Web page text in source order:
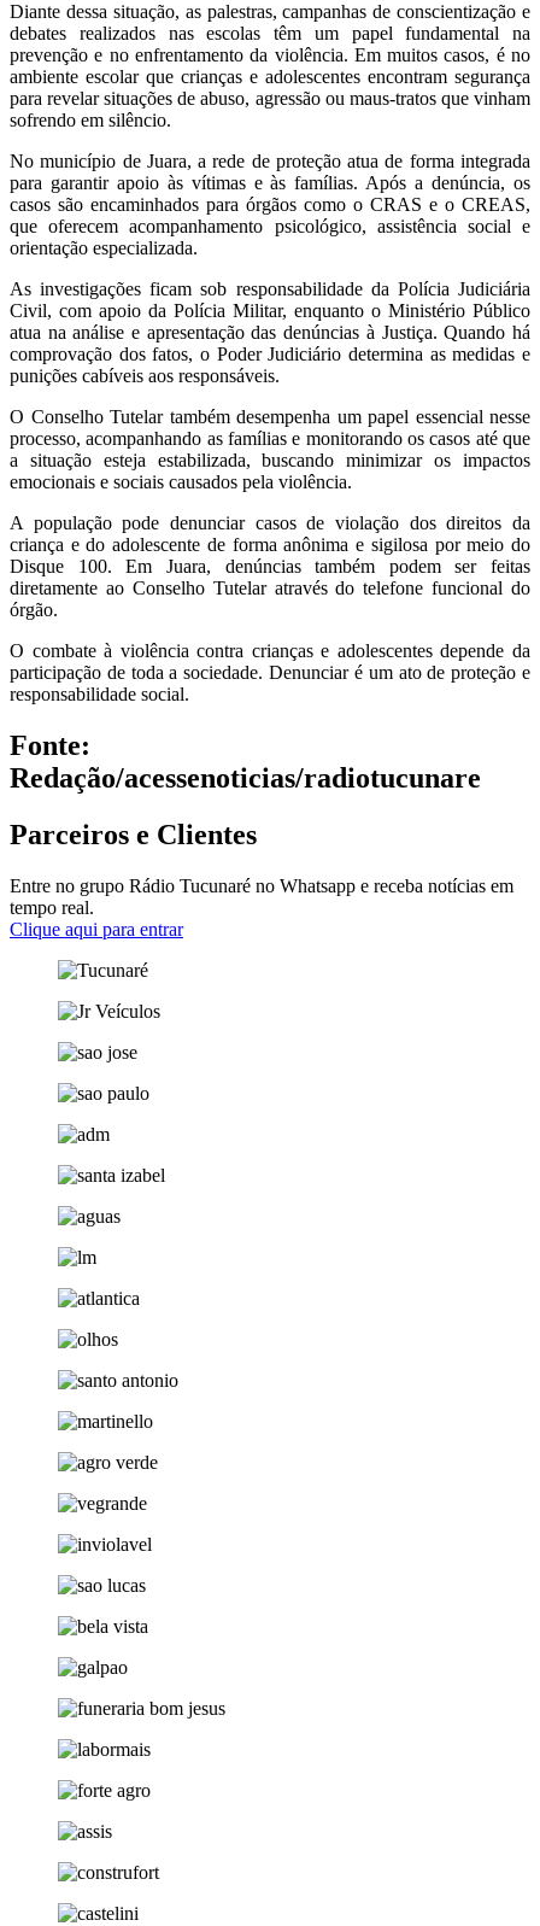
Diante dessa situação, as palestras, campanhas de conscientização e
debates realizados nas escolas têm um papel fundamental na
prevenção e no enfrentamento da violência. Em muitos casos, é no
ambiente escolar que crianças e adolescentes encontram segurança
para revelar situações de abuso, agressão ou maus-tratos que vinham
sofrendo em silêncio.
No município de Juara, a rede de proteção atua de forma integrada
para garantir apoio às vítimas e às famílias. Após a denúncia, os
casos são encaminhados para órgãos como o CRAS e o CREAS,
que oferecem acompanhamento psicológico, assistência social e
orientação especializada.
As investigações ficam sob responsabilidade da Polícia Judiciária
Civil, com apoio da Polícia Militar, enquanto o Ministério Público
atua na análise e apresentação das denúncias à Justiça. Quando há
comprovação dos fatos, o Poder Judiciário determina as medidas e
punições cabíveis aos responsáveis.
O Conselho Tutelar também desempenha um papel essencial nesse
processo, acompanhando as famílias e monitorando os casos até que
a situação esteja estabilizada, buscando minimizar os impactos
emocionais e sociais causados pela violência.
A população pode denunciar casos de violação dos direitos da
criança e do adolescente de forma anônima e sigilosa por meio do
Disque 100. Em Juara, denúncias também podem ser feitas
diretamente ao Conselho Tutelar através do telefone funcional do
órgão.
O combate à violência contra crianças e adolescentes depende da
participação de toda a sociedade. Denunciar é um ato de proteção e
responsabilidade social.
Fonte:
Redação/acessenoticias/radiotucunare
Parceiros e Clientes
Entre no grupo Rádio Tucunaré no Whatsapp e receba notícias em
tempo real.
Clique aqui para entrar